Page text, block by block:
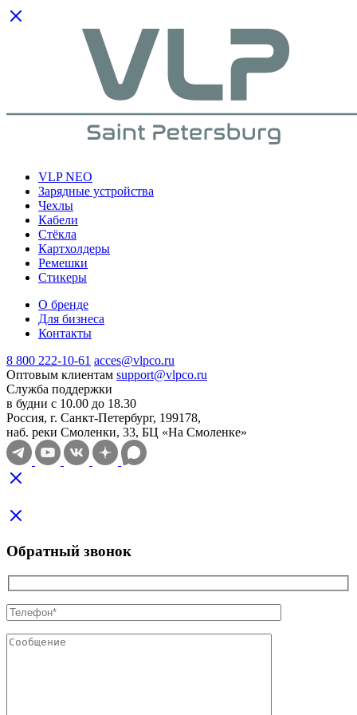
VLP NEO
Зарядные устройства
Чехлы
Кабели
Cтёкла
Картхолдеры
Ремешки
Стикеры
О бренде
Для бизнеса
Контакты
8 800 222-10-61 acces@vlpco.ru
Оптовым клиентам support@vlpco.ru
Служба поддержки
в будни с 10.00 до 18.30
Россия, г. Санкт-Петербург, 199178,
наб. реки Смоленки, 33, БЦ «На Смоленке»
Обратный звонок